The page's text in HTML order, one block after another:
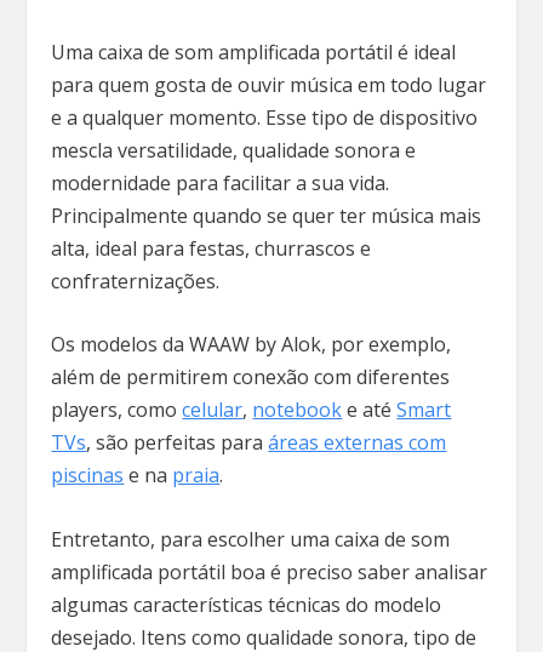
Uma caixa de som amplificada portátil é ideal
para quem gosta de ouvir música em todo lugar
e a qualquer momento. Esse tipo de dispositivo
mescla versatilidade, qualidade sonora e
modernidade para facilitar a sua vida.
Principalmente quando se quer ter música mais
alta, ideal para festas, churrascos e
confraternizações.
Os modelos da WAAW by Alok, por exemplo,
além de permitirem conexão com diferentes
players, comocelular, notebooke atéSmart
TVs, são perfeitas paraáreas externas com
piscinas e na praia.
Entretanto, para escolher uma caixa de som
amplificada portátil boa é preciso saber analisar
algumas características técnicas do modelo
desejado. Itens como qualidade sonora, tipo de